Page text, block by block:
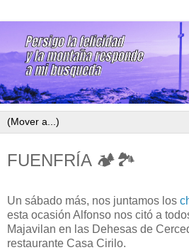
FUENFRÍA 🏕🏞
Un sábado más, nos juntamos los
esta ocasión Alfonso nos citó a
Majavilan en las Dehesas de
restaurante Casa Cirilo.